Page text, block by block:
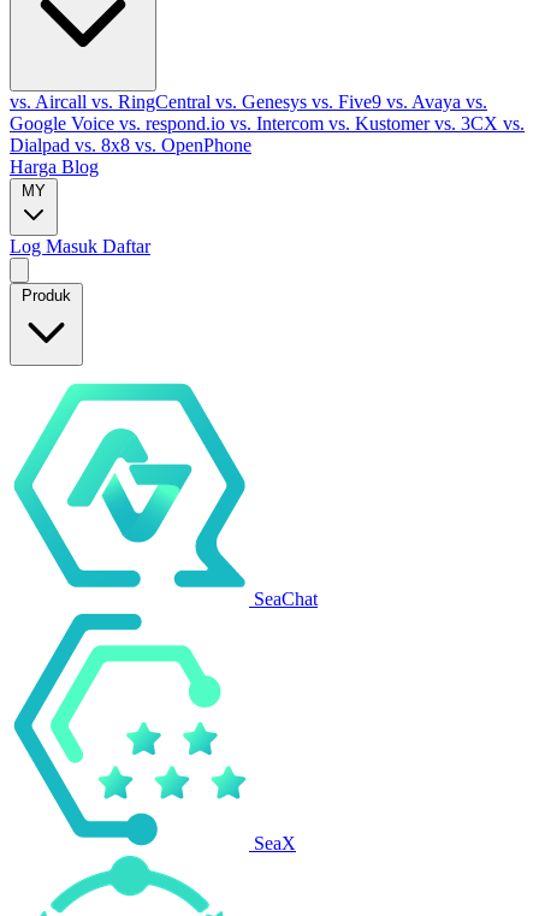
vs. Aircall vs. RingCentral vs. Genesys vs. Five9 vs. Avaya vs.
Google Voice vs. respond.io vs. Intercom vs. Kustomervs. 3CX vs.
Dialpad vs. 8x8 vs. OpenPhone
Harga Blog
MY
Log Masuk Daftar
Produk
SeaChat
SeaX